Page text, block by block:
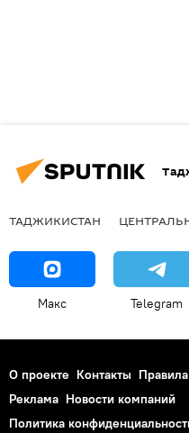
ТАДЖИКИСТАН
Макс Telegram
О проекте Контакты
Реклама Новости компаний
Политика